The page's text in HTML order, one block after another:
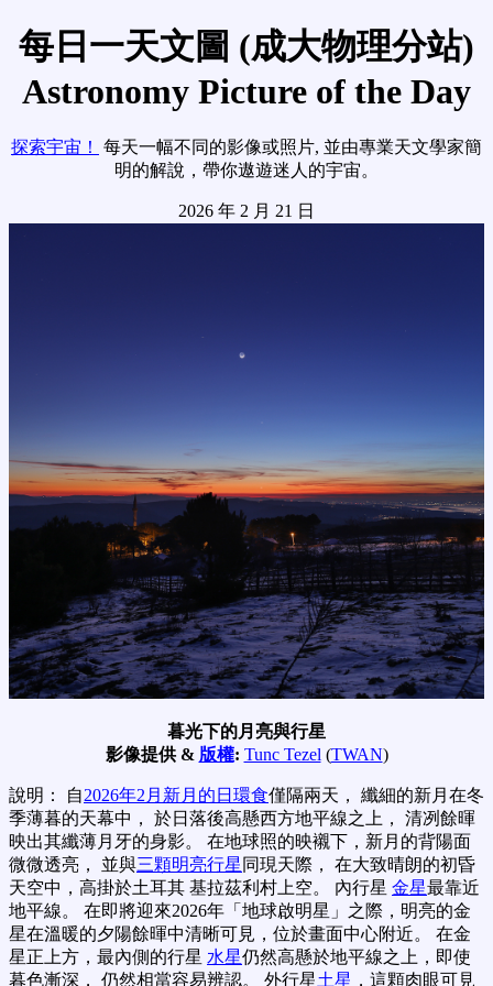
每日一天文圖 (成大物理分站)
Astronomy Picture of the Day
探索宇宙！
每天一幅不同的影像或照片, 並由專業天文學家簡
明的解說，帶你遨遊迷人的宇宙。
2026 年 2 月 21 日
暮光下的月亮與行星
影像提供 & 版權: Tunc Tezel (TWAN)
說明： 自2026年2月新月的日環食僅隔兩天， 纖細的新月在冬
季薄暮的天幕中， 於日落後高懸西方地平線之上， 清冽餘暉
映出其纖薄月牙的身影。 在地球照的映襯下，新月的背陽面
微微透亮， 並與三顆明亮行星 同現天際， 在大致晴朗的初昏
天空中，高掛於土耳其 基拉茲利村上空。 內行星 金星最靠近
地平線。 在即將迎來2026年「地球啟明星」之際，明亮的金
星在溫暖的夕陽餘暉中清晰可見，位於畫面中心附近。 在金
星正上方，最內側的行星 水星仍然高懸於地平線之上，即使
暮色漸深， 仍然相當容易辨認。 外行星土星 ，這顆肉眼可見